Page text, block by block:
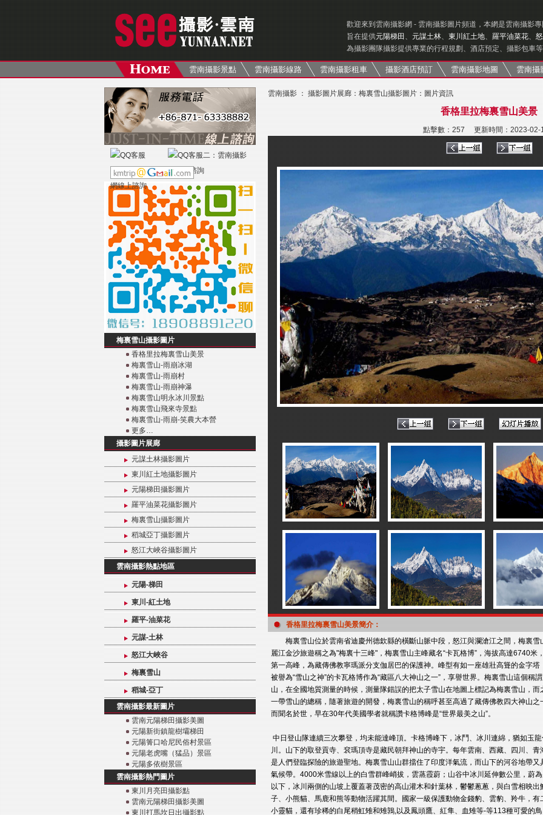
歡迎來到雲南攝影網 - 雲南攝影圖片頻道，本網是雲南攝影
旨在提供元陽梯田 、 元謀土林、 東川紅土地、 羅平油菜花、
為攝影團隊攝影提供專業的行程規劃、酒店預定、攝影包車
雲南攝影景點 雲南攝影線路 雲南攝影租車 攝影酒店預訂 雲南攝影地圖 雲南攝
梅裏雪山攝影圖片
香格里拉梅裏雪山美景
梅裏雪山-雨崩冰湖
梅裏雪山-雨崩村
梅裏雪山-雨崩神瀑
梅裏雪山明永冰川景點
梅裏雪山飛來寺景點
梅裏雪山-雨崩-笑農大本營
更多…
攝影圖片展廊
元謀土林攝影圖片
東川紅土地攝影圖片
元陽梯田攝影圖片
羅平油菜花攝影圖片
梅裏雪山攝影圖片
稻城亞丁攝影圖片
怒江大峽谷攝影圖片
雲南攝影熱點地區
元陽-梯田
東川-紅土地
羅平-油菜花
元謀-土林
怒江大峽谷
梅裏雪山
稻城-亞丁
雲南攝影最新圖片
雲南元陽梯田攝影美圖
元陽新街鎮龍樹壩梯田
元陽箐口哈尼民俗村景區
元陽老虎嘴（猛品）景區
元陽多依樹景區
雲南攝影熱門圖片
東川月亮田攝影點
雲南元陽梯田攝影美圖
東川打馬坎日出攝影點
雲南攝影 ： 攝影圖片展廊 ： 梅裏雪山攝影圖片 ：圖片資訊
香格里拉梅裏雪山美景
點擊數： 257 更新時間：2023-02-
香格里拉梅裏雪山美景簡介：
梅裏雪山位於雲南省迪慶州德欽縣的橫斷山脈中段，怒江與瀾滄江之間，梅裏
麗江金沙旅遊稱之為"梅裏十三峰"，梅裏雪山主峰藏名“卡瓦格博”，海拔高達6740
第一高峰，為藏傳佛教寧瑪派分支伽居巴的保護神。峰型有如一座雄壯高聳的金字
被譽為“雪山之神”的卡瓦格博作為“藏區八大神山之一”，享譽世界。梅裏雪山這個稱
山，在全國地質測量的時候，測量隊錯誤的把太子雪山在地圖上標記為梅裏雪山，
一帶雪山的總稱，隨著旅遊的開發，梅裏雪山的稱呼甚至高過了藏傳佛教四大神山
而聞名於世，早在30年代美國學者就稱讚卡格博峰是“世界最美之山”。
中日登山隊連續三次攀登，均未能達峰頂。卡格博峰下，冰鬥、冰川連綿，猶如玉
川。山下的取登貢寺、袞瑪頂寺是藏民朝拜神山的寺宇。每年雲南、西藏、四川、
是人們登臨探險的旅遊聖地。梅裏雪山山群擋住了印度洋氣流，而山下的河谷地帶
氣候帶。4000米雪線以上的白雪群峰峭拔，雲蒸霞蔚；山谷中冰川延伸數公里，蔚
以下，冰川兩側的山坡上覆蓋著茂密的高山灌木和針葉林，鬱鬱蔥蔥，與白雪相映
子、小熊貓、馬鹿和熊等動物活躍其間。國家一級保護動物金錢豹、雲豹、羚牛，
小靈貓，還有珍稀的白尾稍虹雉和雉鶉,以及鳳頭鷹、紅隼、血雉等-等113種可愛的